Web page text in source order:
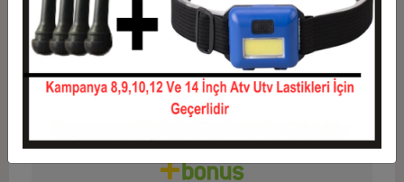
9
727,22 TL
6.545,00 TL
10
665,50 TL
6.655,00 TL
11
610,00 TL
6.710,00 TL
568,33 TL